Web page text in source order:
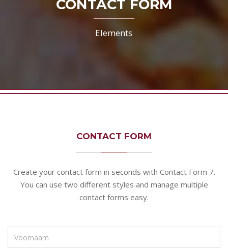
CONTACT FORM
Elements
CONTACT FORM
Create your contact form in seconds with Contact Form 7.
You can use two different styles and manage multiple
contact forms easy.